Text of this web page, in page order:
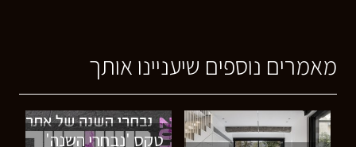
מאמרים נוספים שיעניינו אותך
טקס 'נבחרי השנה'